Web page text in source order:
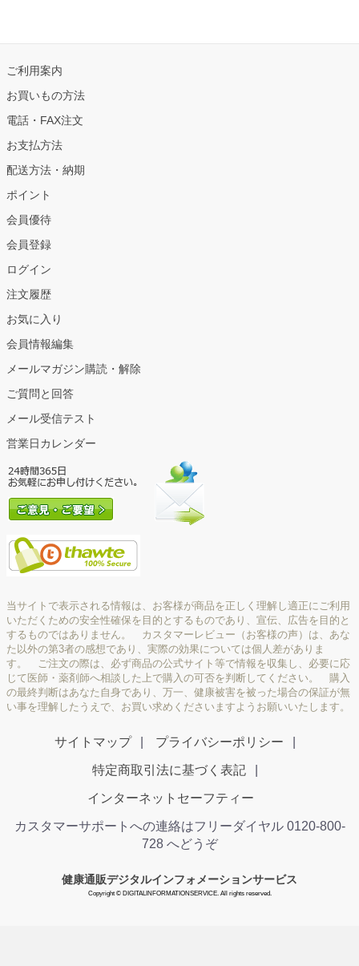
ご利用案内
お買いもの方法
電話・FAX注文
お支払方法
配送方法・納期
ポイント
会員優待
会員登録
ログイン
注文履歴
お気に入り
会員情報編集
メールマガジン購読・解除
ご質問と回答
メール受信テスト
営業日カレンダー
当サイトで表示される情報は、お客様が商品を正しく理解し適正にご利用
いただくための安全性確保を目的とするものであり、宣伝、広告を目的と
するものではありません。 カスタマーレビュー（お客様の声）は、あな
た以外の第3者の感想であり、実際の効果については個人差がありま
す。 ご注文の際は、必ず商品の公式サイト等で情報を収集し、必要に応
じて医師・薬剤師へ相談した上で購入の可否を判断してください。 購入
の最終判断はあなた自身であり、万一、健康被害を被った場合の保証が無
い事を理解したうえで、お買い求めくださいますようお願いいたします。
サイトマップ プライバシーポリシー
特定商取引法に基づく表記
インターネットセーフティー
カスタマーサポートへの連絡はフリーダイヤル 0120-800-
728 へどうぞ
健康通販デジタルインフォメーションサービス
Copyright © DIGITALINFORMATIONSERVICE. All rights reserved.